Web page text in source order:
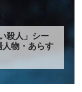
殺人」シー
物・あらす